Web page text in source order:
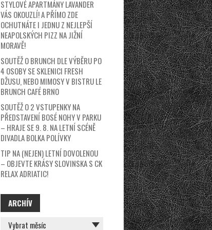
STYLOVÉ APARTMÁNY LAVANDER
VÁS OKOUZLÍ! A PŘÍMO ZDE
OCHUTNÁTE I JEDNU Z NEJLEPŠÍ
NEAPOLSKÝCH PIZZ NA JIŽNÍ
MORAVĚ!
SOUTĚŽ O BRUNCH DLE VÝBĚRU PO
4 OSOBY SE SKLENICI FRESH
DŽUSU, NEBO MIMOSY V BISTRU LE
BRUNCH CAFÉ BRNO
SOUTĚŽ O 2 VSTUPENKY NA
PŘEDSTAVENÍ BOSÉ NOHY V PARKU
– HRAJE SE 9. 8. NA LETNÍ SCÉNĚ
DIVADLA BOLKA POLÍVKY
TIP NA (NEJEN) LETNÍ DOVOLENOU
– OBJEVTE KRÁSY SLOVINSKA S CK
RELAX ADRIATIC!
ARCHÍV
ARCHÍV